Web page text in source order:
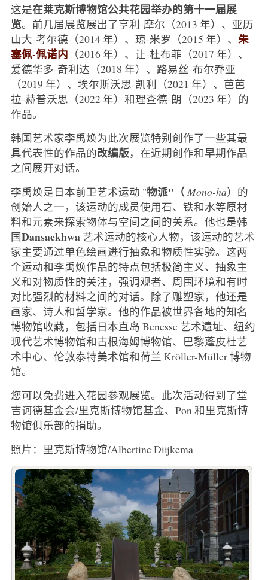
这是在莱克斯博物馆公共花园举办的第十一届展
览。前几届展览展出了亨利-摩尔（2013 年）、亚历
山大-考尔德（2014 年）、琼-米罗（2015 年）、 朱
塞佩-佩诺内 （2016 年）、让-杜布菲（2017 年）、
爱德华多-奇利达（2018 年）、路易丝-布尔乔亚
（2019 年）、埃尔斯沃思-凯利（2021 年）、芭芭
拉-赫普沃思（2022 年）和理查德-朗（2023 年）的
作品。
韩国艺术家李禹焕为此次展览特别创作了一些其最
具代表性的作品的改编版，在近期创作和早期作品
之间展开对话。
李禹焕是日本前卫艺术运动 "物派"（Mono-ha）的
创始人之一，该运动的成员使用石、铁和水等原材
料和元素来探索物体与空间之间的关系。他也是韩
国Dansaekhwa 艺术运动的核心人物，该运动的艺术
家主要通过单色绘画进行抽象和物质性实验。这两
个运动和李禹焕作品的特点包括极简主义、抽象主
义和对物质性的关注，强调观者、周围环境和有时
对比强烈的材料之间的对话。除了雕塑家，他还是
画家、诗人和哲学家。他的作品被世界各地的知名
博物馆收藏，包括日本直岛 Benesse 艺术遗址、纽约
现代艺术博物馆和古根海姆博物馆、巴黎蓬皮杜艺
术中心、伦敦泰特美术馆和荷兰 Kröller-Müller 博物
馆。
您可以免费进入花园参观展览。此次活动得到了堂
吉诃德基金会/里克斯博物馆基金、Pon 和里克斯博
物馆俱乐部的捐助。
照片：里克斯博物馆/Albertine Diijkema